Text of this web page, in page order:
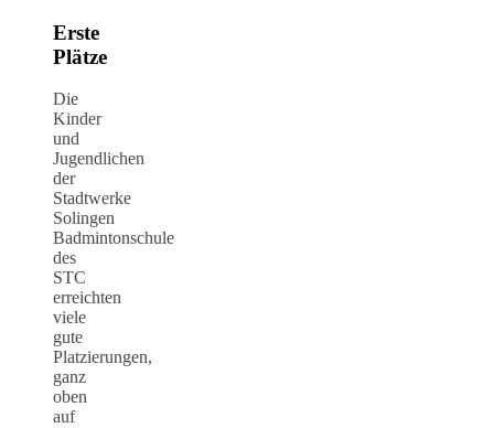
Erste
Plätze
Die
Kinder
und
Jugendlichen
der
Stadtwerke
Solingen
Badmintonschule
des
STC
erreichten
viele
gute
Platzierungen,
ganz
oben
auf